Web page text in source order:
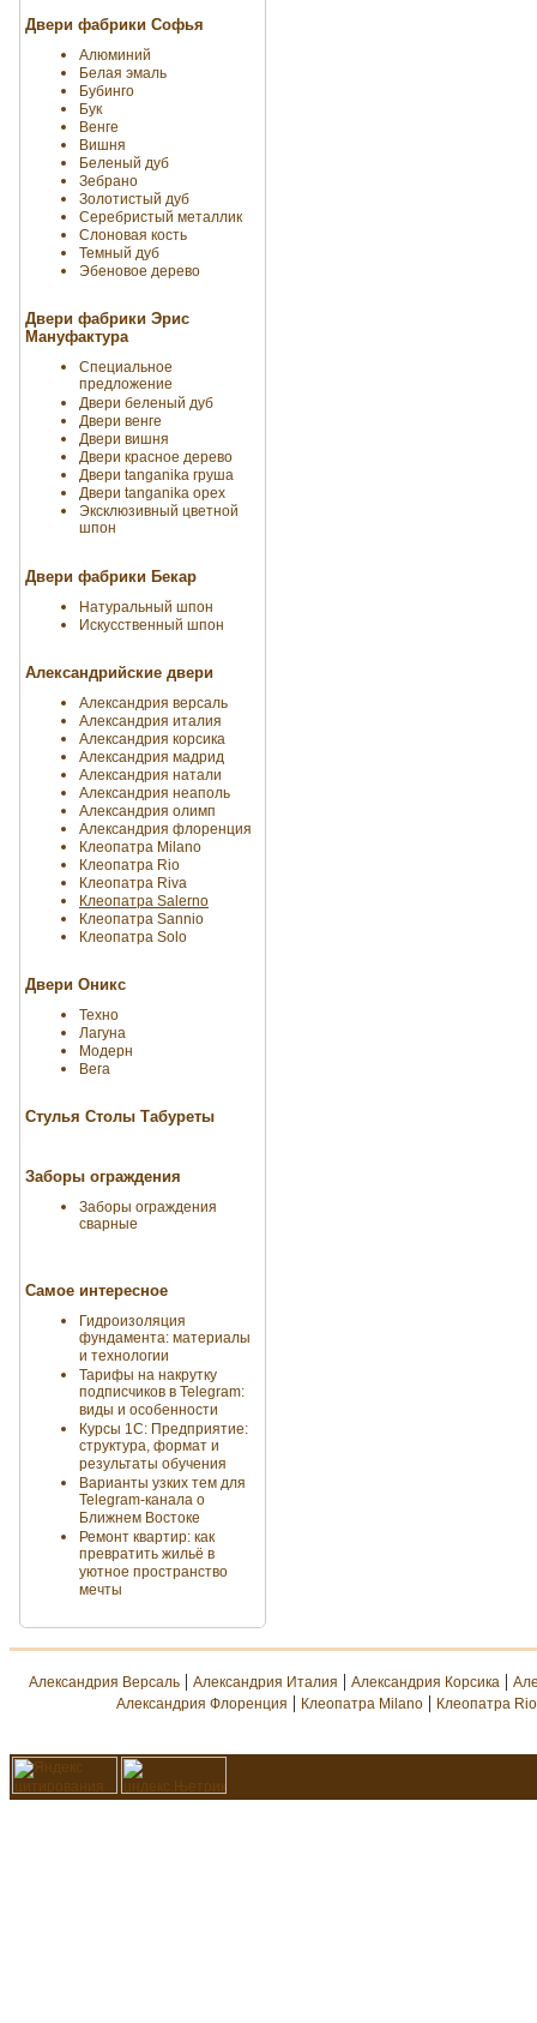
Двери фабрики Софья
Алюминий
Белая эмаль
Бубинго
Бук
Венге
Вишня
Беленый дуб
Зебрано
Золотистый дуб
Серебристый металлик
Слоновая кость
Темный дуб
Эбеновое дерево
Двери фабрики Эрис
Мануфактура
Специальное
предложение
Двери беленый дуб
Двери венге
Двери вишня
Двери красное дерево
Двери tanganika груша
Двери tanganika oрех
Эксклюзивный цветной
шпон
Двери фабрики Бекар
Натуральный шпон
Искусственный шпон
Александрийские двери
Александрия версаль
Александрия италия
Александрия корсика
Александрия мадрид
Александрия натали
Александрия неаполь
Александрия олимп
Александрия флоренция
Клеопатра Milano
Клеопатра Rio
Клеопатра Riva
Клеопатра Salerno
Клеопатра Sannio
Клеопатра Solo
Двери Оникс
Техно
Лагуна
Модерн
Вега
Стулья Столы Табуреты
Заборы ограждения
Заборы ограждения
сварные
Самое интересное
Гидроизоляция
фундамента: материалы
и технологии
Тарифы на накрутку
подписчиков в Telegram:
виды и особенности
Курсы 1С: Предприятие:
структура, формат и
результаты обучения
Варианты узких тем для
Telegram-канала о
Ближнем Востоке
Ремонт квартир: как
превратить жильё в
уютное пространство
мечты
Александрия Версаль | Александрия Италия | Александрия Корсика |
Александрия Флоренция | Клеопатра Milano| Клеопатра Rio